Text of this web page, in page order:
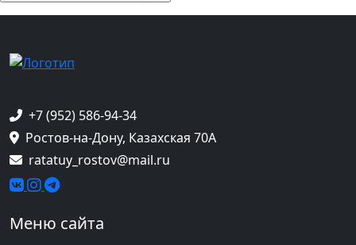
+7 (952) 586-94-34
Ростов-на-Дону, Казахская 70А
ratatuy_rostov@mail.ru
Меню сайта